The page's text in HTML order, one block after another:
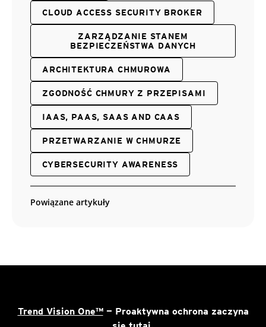
CLOUD ACCESS SECURITY BROKER
ZARZĄDZANIE STANEM
BEZPIECZEŃSTWA DANYCH
ARCHITEKTURA CHMUROWA
ZGODNOŚĆ CHMURY Z PRZEPISAMI
IAAS, PAAS, SAAS AND CAAS
PRZETWARZANIE W CHMURZE
CYBERSECURITY AWARENESS
Powiązane artykuły
Trend Vision One™— Proaktywna ochrona zaczyna